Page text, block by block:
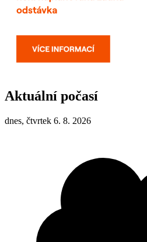
Aktuální počasí
dnes, čtvrtek 6. 8. 2026